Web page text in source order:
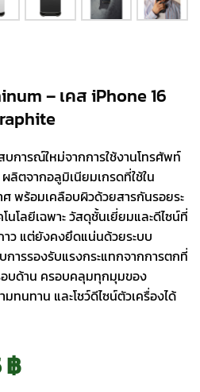
– เคส iPhone 16
บการณ์ใหม่จากการใช้งานโทรศัพท์
ตจากอลูมิเนียมเกรดที่ใช้ใน
พร้อมเคลือบผิวด้วยสารกันรอยระ
นโลยีเฉพาะ วัสดุชั้นเยี่ยมและดีไซน์ที่
าว แต่ยังคงยึดแน่นด้วยระบบ
ารรองรับแรงกระแทกจากการตกที่
บด้าน ครอบคลุมทุกมุมของ
ทนทาน และโชว์ดีไซน์ตัวเครื่องได้
฿Current